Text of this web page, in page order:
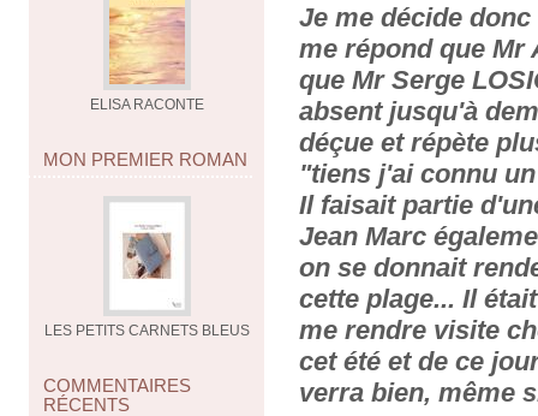
ELISA RACONTE
MON PREMIER ROMAN
LES PETITS CARNETS BLEUS
COMMENTAIRES
RÉCENTS
Je me décide
me répond que Mr
que Mr Serge
absent jusqu'à
déçue et répète
"tiens j'ai connu
Il faisait partie
Jean Marc
on se donnait
cette plage... Il
me rendre visite
cet été et de ce
verra bien, même